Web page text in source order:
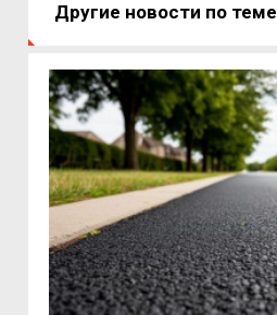
Другие новости по теме